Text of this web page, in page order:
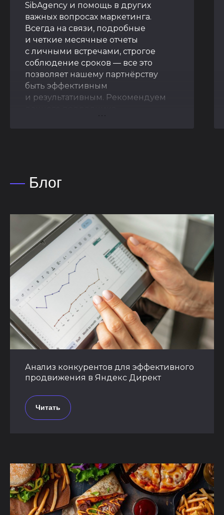
SibAgency и помощь в других
важных вопросах маркетинга.
Всегда на связи, подробные
и четкие месячные отчеты
с личными встречами, строгое
соблюдение сроков — все это
позволяет нашему партнёрству
быть эффективным
и результативным. Рекомендуем
— Блог
Анализ конкурентов для эффективного
продвижения в Яндекс Директ
Читать